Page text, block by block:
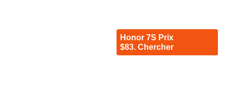
Honor 7S Prix
$83. Chercher